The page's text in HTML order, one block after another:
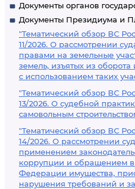
Документы органов
Документы Президиума и
"Тематический обзор ВС
11/2026. О рассмотрении
правами на земельные
земель, изъятых из
с использованием таких
"Тематический обзор ВС
13/2026. О судебной
самовольным
"Тематический обзор ВС
14/2026. О рассмотрении
применением
коррупции и обращением в
Федерации имущества,
нарушения требований и